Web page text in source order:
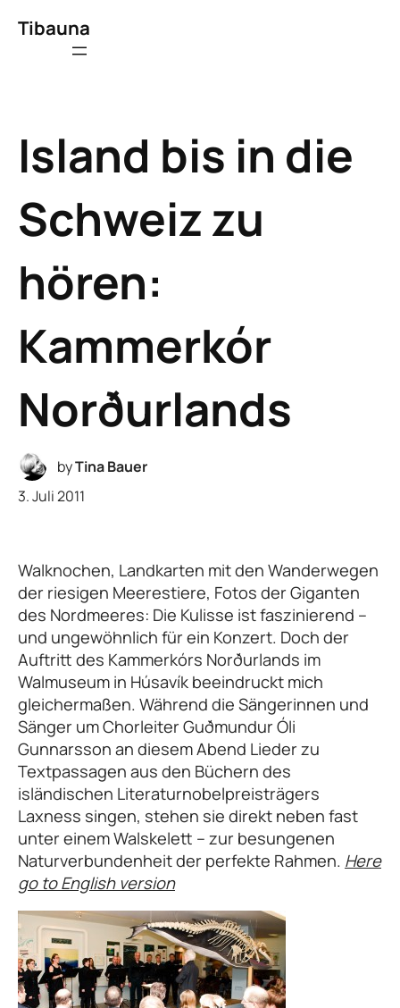
Tibauna
Island bis in die
Schweiz zu
hören:
Kammerkór
Norðurlands
byTina Bauer
3. Juli 2011
Walknochen, Landkarten mit den Wanderwegen
der riesigen Meerestiere, Fotos der Giganten
des Nordmeeres: Die Kulisse ist faszinierend –
und ungewöhnlich für ein Konzert. Doch der
Auftritt des Kammerkórs Norðurlands im
Walmuseum in Húsavík beeindruckt mich
gleichermaßen. Während die Sängerinnen und
Sänger um Chorleiter Guðmundur Óli
Gunnarsson an diesem Abend Lieder zu
Textpassagen aus den Büchern des
isländischen Literaturnobelpreisträgers
Laxness singen, stehen sie direkt neben fast
unter einem Walskelett – zur besungenen
Naturverbundenheit der perfekte Rahmen. Here
go to English version